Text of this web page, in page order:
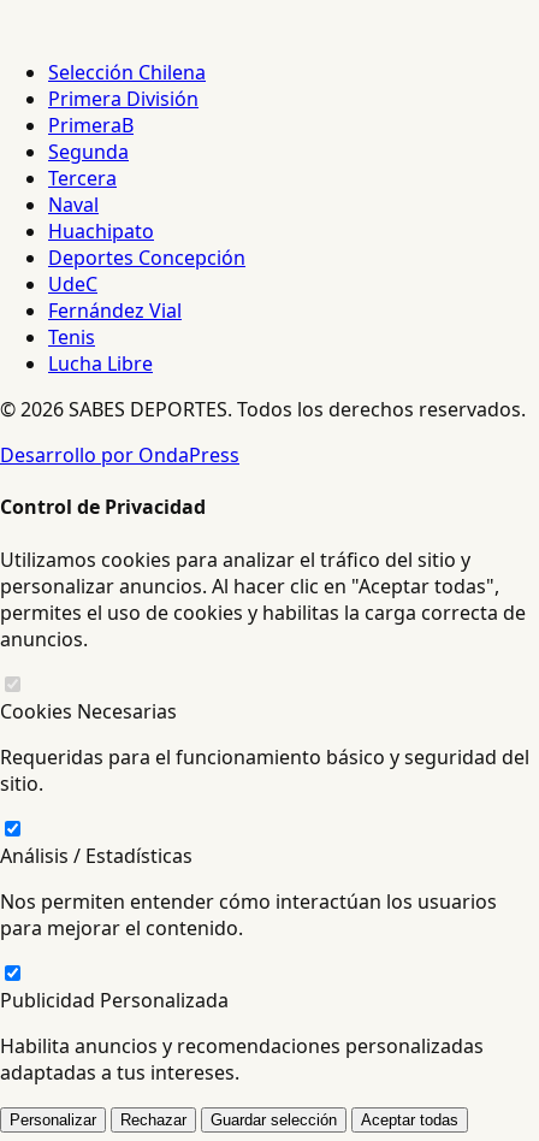
Selección Chilena
Primera División
PrimeraB
Segunda
Tercera
Naval
Huachipato
Deportes Concepción
UdeC
Fernández Vial
Tenis
Lucha Libre
© 2026 SABES DEPORTES. Todos los derechos reservados.
Desarrollo por OndaPress
Control de Privacidad
Utilizamos cookies para analizar el tráfico del sitio y
personalizar anuncios. Al hacer clic en "Aceptar todas",
permites el uso de cookies y habilitas la carga correcta de
anuncios.
Cookies Necesarias
Requeridas para el funcionamiento básico y seguridad del
sitio.
Análisis / Estadísticas
Nos permiten entender cómo interactúan los usuarios
para mejorar el contenido.
Publicidad Personalizada
Habilita anuncios y recomendaciones personalizadas
adaptadas a tus intereses.
Personalizar Rechazar Guardar selección Aceptar todas